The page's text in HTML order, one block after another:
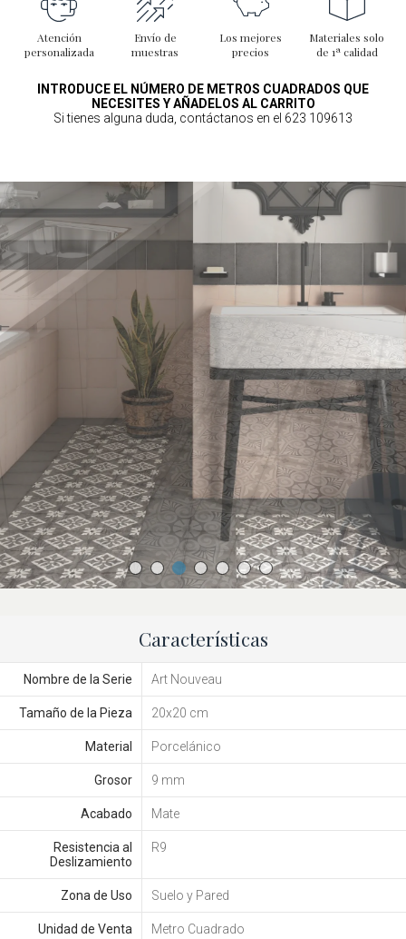
Atención
personalizada
Envío de
muestras
Los mejores
precios
Materiales solo
de 1ª calidad
INTRODUCE EL NÚMERO DE METROS CUADRADOS QUE
NECESITES Y AÑADELOS AL CARRITO
Si tienes alguna duda, contáctanos en el 623 109613
Características
Nombre de la Serie Art Nouveau
Tamaño de la Pieza 20x20 cm
Material Porcelánico
Grosor 9 mm
Acabado Mate
Resistencia al
Deslizamiento
R9
Zona de Uso Suelo y Pared
Unidad de Venta Metro Cuadrado